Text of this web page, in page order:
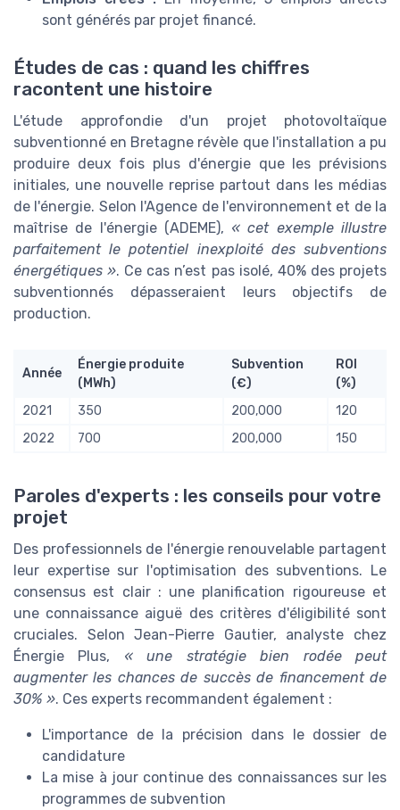
sont générés par projet financé.
Études de cas : quand les chiffres
racontent une histoire
L'étude approfondie d'un projet photovoltaïque
subventionné en Bretagne révèle que l'installation a pu
produire deux fois plus d'énergie que les prévisions
initiales, une nouvelle reprise partout dans les médias
de l'énergie. Selon l'Agence de l'environnement et de la
maîtrise de l'énergie (ADEME), « cet exemple illustre
parfaitement le potentiel inexploité des subventions
énergétiques ». Ce cas n’est pas isolé, 40% des projets
subventionnés dépasseraient leurs objectifs de
production.
Année
Énergie produite
(MWh)
Subvention
(€)
ROI
(%)
2021
350 200,000
120
2022
700 200,000 150
Paroles d'experts : les conseils pour votre
projet
Des professionnels de l'énergie renouvelable partagent
leur expertise sur l'optimisation des subventions. Le
consensus est clair : une planification rigoureuse et
une connaissance aiguë des critères d'éligibilité sont
cruciales. Selon Jean-Pierre Gautier, analyste chez
Énergie Plus, « une stratégie bien rodée peut
augmenter les chances de succès de financement de
30% ». Ces experts recommandent également :
L'importance de la précision dans le dossier de
candidature
La mise à jour continue des connaissances sur les
programmes de subvention